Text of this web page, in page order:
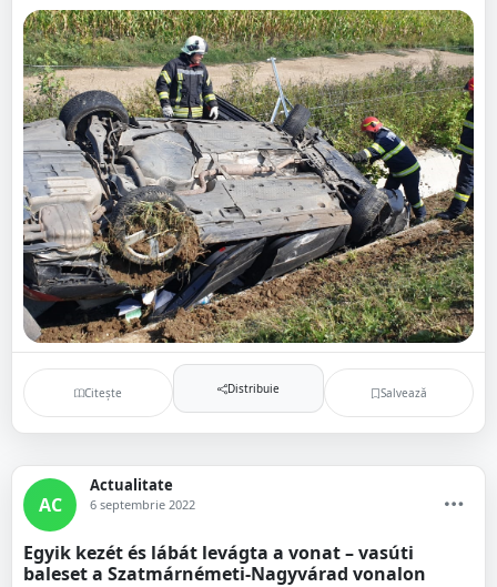
Citește Distribuie Salvează
AC
Actualitate
6 septembrie 2022
Egyik kezét és lábát levágta a vonat – vasúti
baleset a Szatmárnémeti-Nagyvárad vonalon